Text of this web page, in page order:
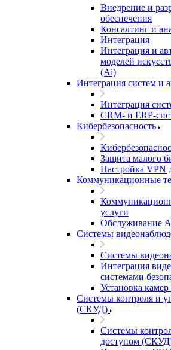
Внедрение и
обеспечения
Консалтинг и
Интеграция
Интеграция и
моделей
(Ai)
Интеграция систем и
Интеграция
CRM- и ERP-
Кибербезопасность
Защита малого
Настройка VPN
Коммуникационные
услуги
Обслуживание
Системы
Системы
Интеграция
системами
Установка
Системы контроля и
(СКУД)
Системы
доступом